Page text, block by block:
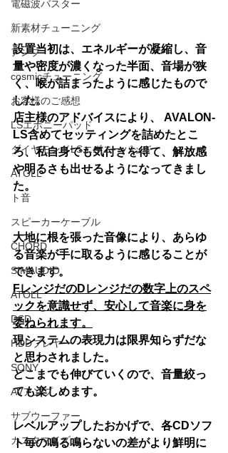
電磁波バスター
新素材チューニング
アンプ
cosmicチューニング
お客様のご感想
LSエボニーパッド
ダイヤモンドLSエボニーパッド
ATOLL
ト音
スピーカーケーブル
CHORD
SIMAUDIO
ATOLL
DSD
HDDプレヤー
SONY
AVアンプ
サブウーファー
カスタマイズ
設置当初は、エネルギーが凝縮し、音
量や密度が濃くなった半面、音場が狭
く、喉が詰まったように感じたもので
した。
店主様のアドバイスにより、 AVALON-
LS含めてセッティングを詰めたとこ
ろ、私自身でも気付きを得て、解放感
や明るさも出せるようになってきまし
た。
大地に根を張った音像により、あらゆ
る音楽が手に取るように感じることが
できます。
FレンジだのDレンジだの数字上のスペ
ックを意識せず、安心して音楽に身を
委ねられます。
現システムの表現力は限界知らずだな
と思わされました。
どこまでも伸びていくので、音量絞っ
ても楽しめます。
レベルアップしたおかげで、各CDソフ
ト毎の鳴る鳴らないの差がより鮮明に